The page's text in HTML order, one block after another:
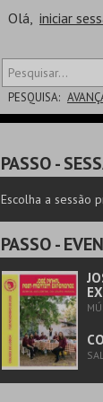
Olá, iniciar
PESQUISA:
PASSO-
Escolha a sessão
PASSO-